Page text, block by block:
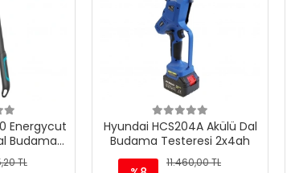
Energycut
Budama
Mm
TL
Hyundai HCS204A Akülü Dal
Budama Testeresi 2x4ah
11.460,00 TL